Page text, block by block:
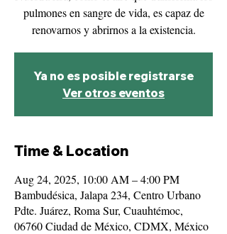
pulmones en sangre de vida, es capaz de
renovarnos y abrirnos a la existencia.
Ya no es posible registrarse
Ver otros eventos
Time & Location
Aug 24, 2025, 10:00 AM – 4:00 PM
Bambudésica, Jalapa 234, Centro Urbano
Pdte. Juárez, Roma Sur, Cuauhtémoc,
06760 Ciudad de México, CDMX, México